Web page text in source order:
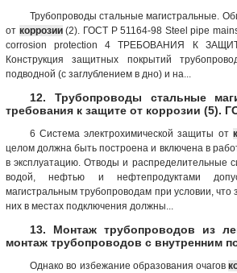
Трубопроводы стальные магистральные.
от коррозии(2). ГОСТ Р 51164-98 Steel pipe
corrosion protection 4 ТРЕБОВАНИЯ К
Конструкция защитных покрытий
подводной (с заглублением в дно) и на...
12. Трубопроводы стальные
требования к защите от коррозии (5).
6 Система электрохимической защиты от
целом должна быть построена и включена в
в эксплуатацию. Отводы и распределительные
водой, нефтью и нефтепродуктами
магистральным трубопроводам при условии,
них в местах подключения должны...
13. Монтаж трубопроводов из
монтаж трубопроводов с внутренним
Однако во избежание образования очагов